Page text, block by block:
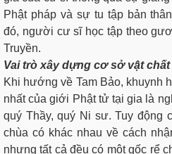
Phật pháp và sự tu tập bản
đó, người cư sĩ học tập theo
Truyền.
Vai trò xây dựng cơ sở vật chất
Khi hướng về Tam Bảo, khuynh
nhất của giới Phật tử tại gia là
quý Thầy, quý Ni sư. Tuy động
chùa có khác nhau về cách
nhưng tất cả đều có một gốc rể